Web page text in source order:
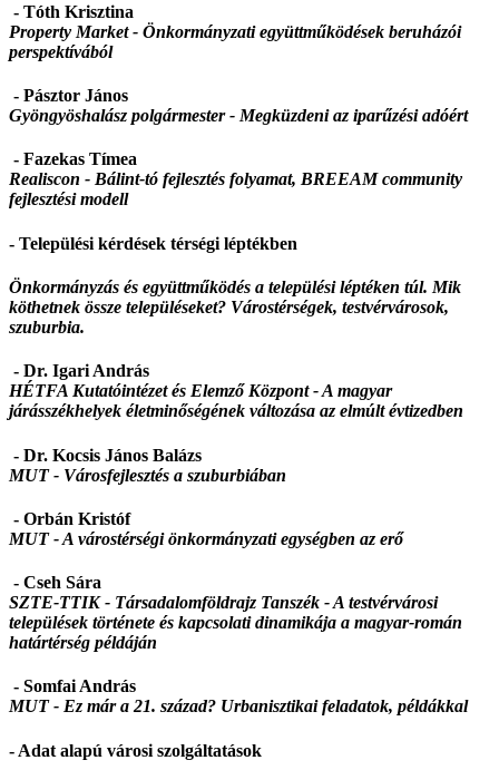
- Tóth Krisztina
Property Market - Önkormányzati együttműködések beruházói
perspektívából
- Pásztor János
Gyöngyöshalász polgármester - Megküzdeni az iparűzési adóért
- Fazekas Tímea
Realiscon - Bálint-tó fejlesztés folyamat, BREEAM community
fejlesztési modell
- Települési kérdések térségi léptékben
Önkormányzás és együttműködés a települési léptéken túl. Mik
köthetnek össze településeket? Várostérségek, testvérvárosok,
szuburbia.
- Dr. Igari András
HÉTFA Kutatóintézet és Elemző Központ -A magyar
járásszékhelyek életminőségének változása az elmúlt évtizedben
- Dr. Kocsis János Balázs
MUT - Városfejlesztés a szuburbiában
- Orbán Kristóf
MUT -A várostérségi önkormányzati egységben az erő
- Cseh Sára
SZTE-TTIK - Társadalomföldrajz Tanszék -A testvérvárosi
települések története és kapcsolati dinamikája a magyar-román
határtérség példáján
- Somfai András
MUT - Ez már a 21. század? Urbanisztikai feladatok, példákkal
- Adat alapú városi szolgáltatások